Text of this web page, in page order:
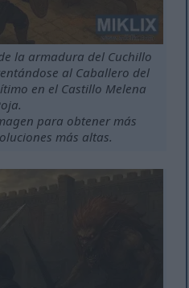
la armadura del Cuchillo
al Caballero del
en el Castillo Melena
para obtener más
más altas.